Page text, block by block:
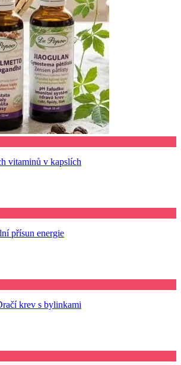
vitaminů v kapslích
přísun energie
krev s bylinkami